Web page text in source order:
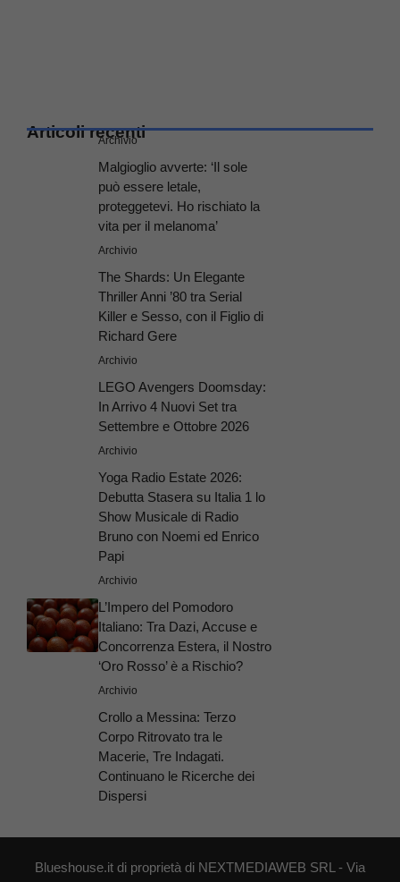
Articoli recenti
Archivio
Malgioglio avverte: ‘Il sole
può essere letale,
proteggetevi. Ho rischiato la
vita per il melanoma’
Archivio
The Shards: Un Elegante
Thriller Anni ’80 tra Serial
Killer e Sesso, con il Figlio di
Richard Gere
Archivio
LEGO Avengers Doomsday:
In Arrivo 4 Nuovi Set tra
Settembre e Ottobre 2026
Archivio
Yoga Radio Estate 2026:
Debutta Stasera su Italia 1 lo
Show Musicale di Radio
Bruno con Noemi ed Enrico
Papi
Archivio
L’Impero del Pomodoro
Italiano: Tra Dazi, Accuse e
Concorrenza Estera, il Nostro
‘Oro Rosso’ è a Rischio?
Archivio
Crollo a Messina: Terzo
Corpo Ritrovato tra le
Macerie, Tre Indagati.
Continuano le Ricerche dei
Dispersi
Blueshouse.it di proprietà di NEXTMEDIAWEB SRL - Via